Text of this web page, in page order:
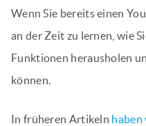
Wenn Sie bereits einen
an der Zeit zu lernen, wie
Funktionen herausholen
können.
In früheren Artikeln haben